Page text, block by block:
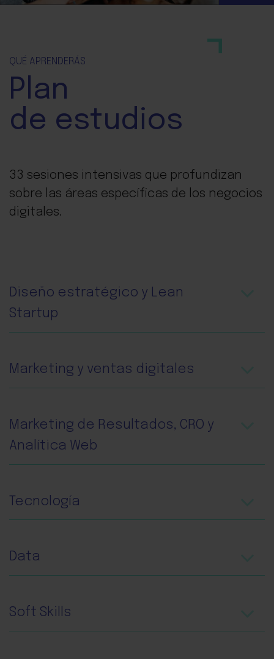
QUÉ APRENDERÁS
Plan
de estudios
33 sesiones intensivas que profundizan
sobre las áreas específicas de los negocios
digitales.
Diseño estratégico y Lean
Startup
Marketing y ventas digitales
Marketing de Resultados, CRO y
Analítica Web
Tecnología
Data
Soft Skills